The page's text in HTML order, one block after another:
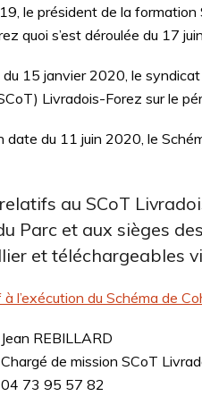
le président de la formation
quoi s’est déroulée du 17
15 janvier 2020, le
Livradois-Forez sur le
du 11 juin 2020, le
au SCoT
Parc et aux sièges
et téléchargeables
l’exécution du Schéma de
Jean REBILLARD
Chargé de mission SCoT
04 73 95 57 82